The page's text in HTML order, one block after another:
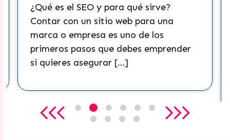
¿Qué es el SEO y para qué sirve?
Contar con un sitio web para una
marca o empresa es uno de los
primeros pasos que debes emprender
si quieres asegurar […]